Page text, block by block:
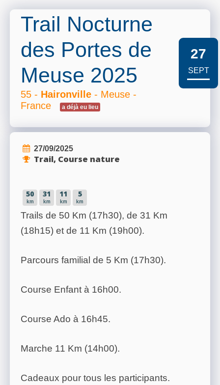
Trail Nocturne
des Portes de
Meuse 2025
55 - Haironville - Meuse -
France
a déjà eu lieu
27
SEPT
27/09/2025
Trail, Course nature
50
km
31
km
11
km
5
km
Trails de 50 Km (17h30), de 31 Km
(18h15) et de 11 Km (19h00).
Parcours familial de 5 Km (17h30).
Course Enfant à 16h00.
Course Ado à 16h45.
Marche 11 Km (14h00).
Cadeaux pour tous les participants.